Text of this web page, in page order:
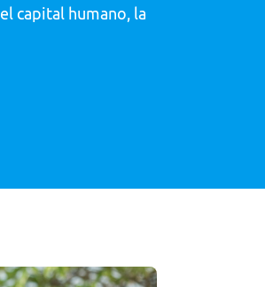
capital humano, la